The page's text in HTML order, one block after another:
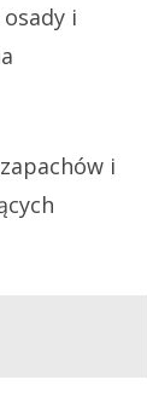
i
i